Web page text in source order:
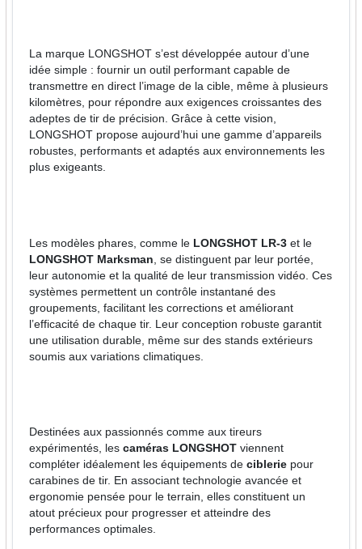
La marque LONGSHOT s’est développée autour d’une
idée simple : fournir un outil performant capable de
transmettre en direct l’image de la cible, même à plusieurs
kilomètres, pour répondre aux exigences croissantes des
adeptes de tir de précision. Grâce à cette vision,
LONGSHOT propose aujourd’hui une gamme d’appareils
robustes, performants et adaptés aux environnements les
plus exigeants.
Les modèles phares, comme le LONGSHOT LR-3 et le
LONGSHOT Marksman , se distinguent par leur portée,
leur autonomie et la qualité de leur transmission vidéo. Ces
systèmes permettent un contrôle instantané des
groupements, facilitant les corrections et améliorant
l’efficacité de chaque tir. Leur conception robuste garantit
une utilisation durable, même sur des stands extérieurs
soumis aux variations climatiques.
Destinées aux passionnés comme aux tireurs
expérimentés, lescaméras LONGSHOT viennent
compléter idéalement les équipements deciblerie pour
carabines de tir. En associant technologie avancée et
ergonomie pensée pour le terrain, elles constituent un
atout précieux pour progresser et atteindre des
performances optimales.